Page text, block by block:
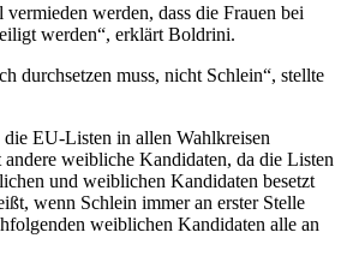
vermieden werden, dass die Frauen bei
werden“, erklärt Boldrini.
durchsetzen muss, nicht Schlein“, stellte
die EU-Listen in allen Wahlkreisen
weibliche Kandidaten, da die Listen
und weiblichen Kandidaten besetzt
wenn Schlein immer an erster Stelle
weiblichen Kandidaten alle an